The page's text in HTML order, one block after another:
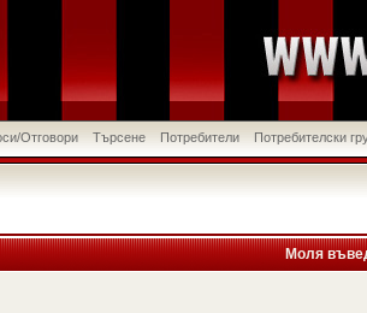
Отговори Търсене Потребители Потребителски
Моля